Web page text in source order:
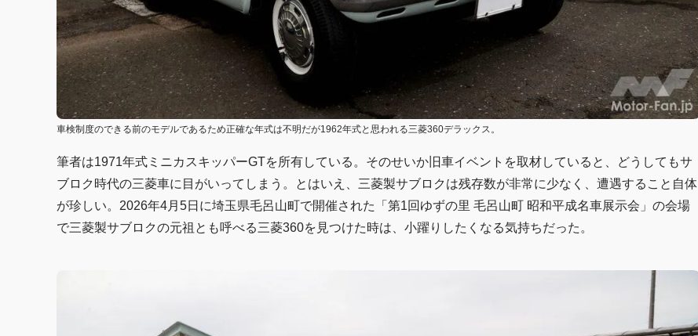
車検制度のできる前のモデルであるため正確な年式は不明だが1962年式と思われる三菱360デラックス。
筆者は1971年式ミニカスキッパーGTを所有している。そのせいか旧車イベントを取材していると、どうしてもサ
ブロク時代の三菱車に目がいってしまう。とはいえ、三菱製サブロクは残存数が非常に少なく、遭遇すること自体
が珍しい。2026年4月5日に埼玉県毛呂山町で開催された「第1回ゆずの里 毛呂山町 昭和平成名車展示会」の会場
で三菱製サブロクの元祖とも呼べる三菱360を見つけた時は、小躍りしたくなる気持ちだった。